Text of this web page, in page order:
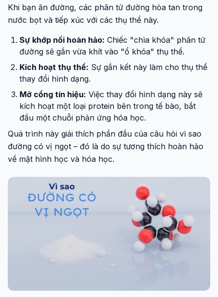
Khi bạn ăn đường, các phân tử đường hòa tan trong
nước bọt và tiếp xúc với các thụ thể này.
Sự khớp nối hoàn hảo: Chiếc "chìa khóa" phân tử
đường sẽ gắn vừa khít vào "ổ khóa" thụ thể.
Kích hoạt thụ thể: Sự gắn kết này làm cho thụ thể
thay đổi hình dạng.
Mở cổng tín hiệu: Việc thay đổi hình dạng này sẽ
kích hoạt một loại protein bên trong tế bào, bắt
đầu một chuỗi phản ứng hóa học.
Quá trình này giải thích phần đầu của câu hỏi vì sao
đường có vị ngọt – đó là do sự tương thích hoàn hảo
về mặt hình học và hóa học.